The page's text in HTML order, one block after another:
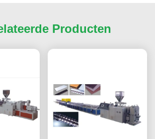
Producten